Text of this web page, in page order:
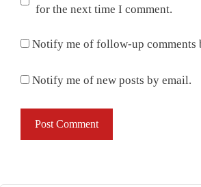
for the next time I comment.
Notify me of follow-up comments
Notify me of new posts by email.